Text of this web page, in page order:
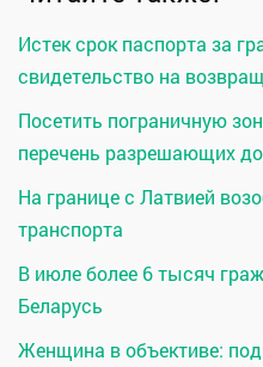
Истек срок паспорта за
свидетельство на
Посетить пограничную
перечень разрешающих
На границе с Латвией
транспорта
В июле более 6 тысяч
Беларусь
Женщина в объективе: